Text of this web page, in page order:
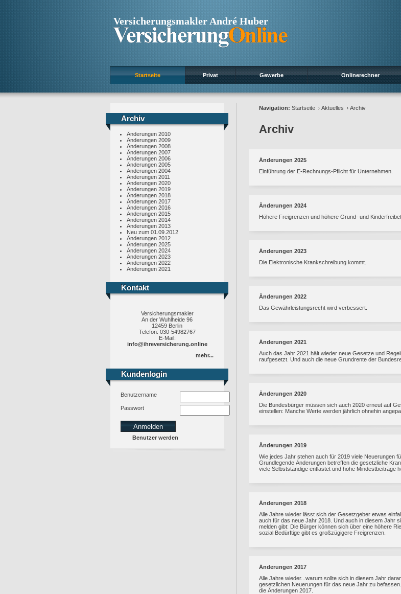
Versicherungsmakler André Huber
Startseite Privat Gewerbe Onlinerechner
Archiv
Archiv
Änderungen 2010
Änderungen 2009
Änderungen 2008
Änderungen 2007
Änderungen 2006
Änderungen 2005
Änderungen 2004
Änderungen 2011
Änderungen 2020
Änderungen 2019
Änderungen 2018
Änderungen 2017
Änderungen 2016
Änderungen 2015
Änderungen 2014
Änderungen 2013
Neu zum 01.09.2012
Änderungen 2012
Änderungen 2025
Änderungen 2024
Änderungen 2023
Änderungen 2022
Änderungen 2021
Kontakt
Kontakt
Versicherungsmakler
An der Wuhlheide 96
12459 Berlin
Telefon: 030-54982767
E-Mail:
info@ihreversicherung.online
mehr...
Kundenlogin
Kundenlogin
Benutzername
Passwort
Benutzer werden
Navigation: Startseite Aktuelles Archiv
Archiv
Änderungen 2025
Einführung der E-Rechnungs-Pflicht für Unternehmen.
Änderungen 2024
Höhere Freigrenzen und höhere Grund- und
Änderungen 2023
Die Elektronische Krankschreibung kommt.
Änderungen 2022
Das Gewährleistungsrecht wird verbessert.
Änderungen 2021
Auch das Jahr 2021 hält wieder neue Gesetze und
raufgesetzt. Und auch die neue Grundrente der
Änderungen 2020
Die Bundesbürger müssen sich auch 2020 erneut auf
einstellen: Manche Werte werden jährlich ohnehin
Änderungen 2019
Wie jedes Jahr stehen auch für 2019 viele Neuerungen
Grundlegende Änderungen betreffen die gesetzliche
viele Selbstständige entlastet und hohe Mindestbeiträge
Änderungen 2018
Alle Jahre wieder lässt sich der Gesetzgeber etwas
auch für das neue Jahr 2018. Und auch in diesem Jahr
melden gibt: Die Bürger können sich über eine höhere
sozial Bedürftige gibt es großzügigere Freigrenzen.
Änderungen 2017
Alle Jahre wieder...warum sollte sich in diesem Jahr
gesetzlichen Neuerungen für das neue Jahr zu
die Änderungen 2017.